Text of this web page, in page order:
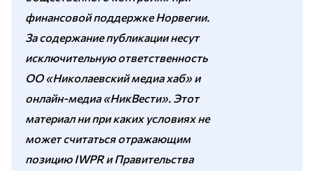
финансовой поддержке Норвегии.
За содержание публикации несут
исключительную ответственность
ОО «Николаевский медиа хаб» и
онлайн-медиа «НикВести». Этот
материал ни при каких условиях не
может считаться отражающим
позицию IWPR и Правительства